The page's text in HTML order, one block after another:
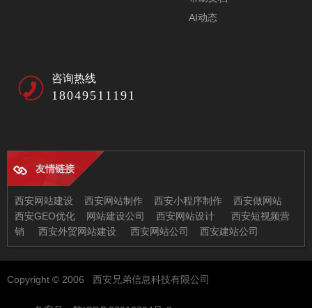
AI动态
咨询热线
18049511191
地址：西安市未央区恒大都市广场11-2
友情链接
西安网站建设 西安网站制作 西安小程序制作
西安做网站
西安GEO优化
网站建设公司 西安网站设计
西安短视频营
销
西安外贸网站建设 西安网站公司 西安建站公司
Copyright © 2006 西安兄弟信息科技有限公司